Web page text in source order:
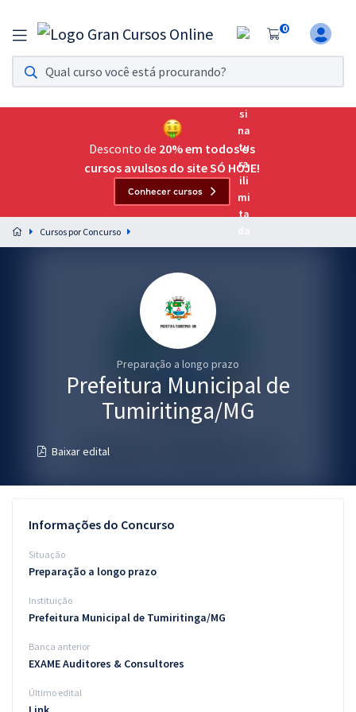
0
Assinatura Ilimitada 11
Acesso a todos os cursos. Teste grátis por 7 dias!
Assinatura OAB Até Passar
Acesso ilimitado a toda preparação para o Exame da
Preparação completa e intensiva para as principais
residências em saúde do Brasil
Questões grátis
Conteúdo gratuito
Aprovados
Atendimento
Desconto de 20% em todos os
cursos avulsos do site SÓ HOJE!
Conhecer cursos
Cursos por Concurso
Preparação a longo prazo
Prefeitura Municipal de
Tumiritinga/MG
Baixar edital
Informações do Concurso
Situação
Preparação a longo prazo
Instituição
Prefeitura Municipal de Tumiritinga/MG
Banca anterior
EXAME Auditores & Consultores
Último edital